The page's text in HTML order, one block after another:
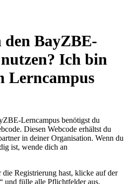
BayZBE-
Ich bin
Lerncampus
Lerncampus benötigst du
Diesen Webcode erhältst du
in deiner Organisation. Wenn du
ist, wende dich an
Registrierung hast, klicke auf der
und fülle alle Pflichtfelder aus.